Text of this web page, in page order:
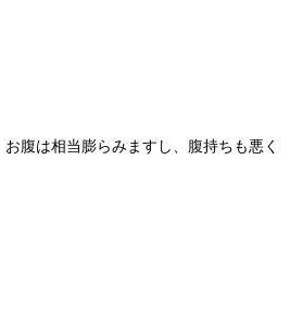
腹は相当膨らみますし、腹持ちも悪く